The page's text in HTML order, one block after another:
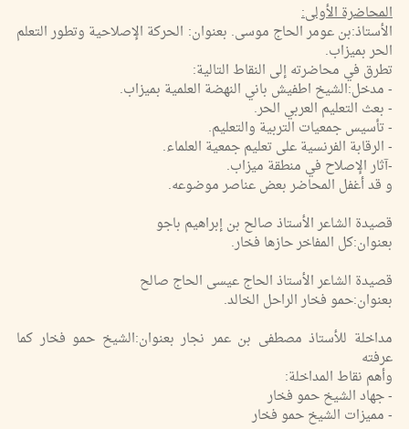
المحاضرة الأولى:
الأستاذ:بن عومر الحاج موسى. بعنوان: الحركة الإصلاحية وتطور التعلم
الحر بميزاب.
تطرق في محاضرته إلى النقاط التالية:
- مدخل:الشيخ اطفيش باني النهضة العلمية بميزاب.
- بعث التعليم العربي الحر.
- تأسيس جمعيات التربية والتعليم.
- الرقابة الفرنسية على تعليم جمعية العلماء.
-آثار الإصلاح في منطقة ميزاب.
و قد أغفل المحاضر بعض عناصر موضوعه.
قصيدة الشاعر الأستاذ صالح بن إبراهيم باجو
بعنوان:كل المفاخر حازها فخار.
قصيدة الشاعر الأستاذ الحاج عيسى الحاج صالح
بعنوان:حمو فخار الراحل الخالد.
مداخلة للأستاذ مصطفى بن عمر نجار بعنوان:الشيخ حمو فخار كما
عرفته
وأهم نقاط المداخلة:
- جهاد الشيخ حمو فخار
- مميزات الشيخ حمو فخار